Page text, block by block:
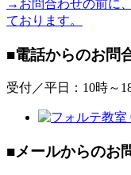
→お問合わせの前に
ております。
■電話からのお問
受付／平日：10時～
■メールからのお